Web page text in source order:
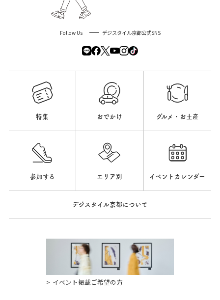
Follow Us デジスタイル京都公式SNS
特集 おでかけ グルメ・お土産
参加する エリア別 イベントカレンダー
デジスタイル京都について
イベント掲載ご希望の方